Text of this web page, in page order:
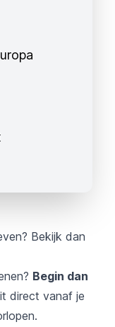
Bekijk dan
Begin dan
direct vanaf je